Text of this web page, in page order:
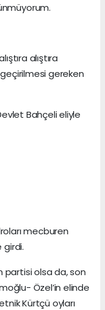
alıştıra
gereken
Bahçeli eliyle
mecburen
girdi.
partisi olsa da, son
Özel’in elinde
Kürtçü oyları